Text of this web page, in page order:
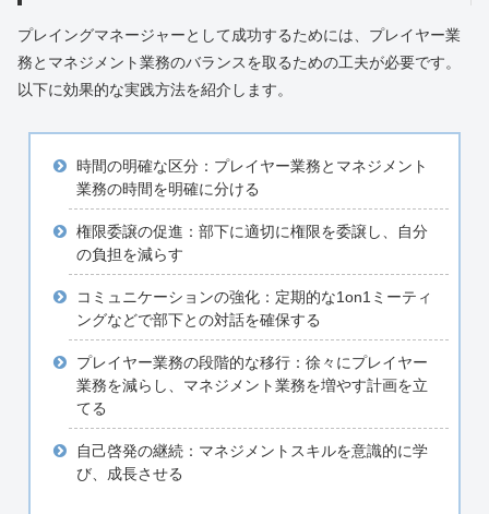
プレイングマネージャーとして成功するためには、プレイヤー業
務とマネジメント業務のバランスを取るための工夫が必要です。
以下に効果的な実践方法を紹介します。
時間の明確な区分：プレイヤー業務とマネジメント
業務の時間を明確に分ける
権限委譲の促進：部下に適切に権限を委譲し、自分
の負担を減らす
コミュニケーションの強化：定期的な1on1ミーティ
ングなどで部下との対話を確保する
プレイヤー業務の段階的な移行：徐々にプレイヤー
業務を減らし、マネジメント業務を増やす計画を立
てる
自己啓発の継続：マネジメントスキルを意識的に学
び、成長させる